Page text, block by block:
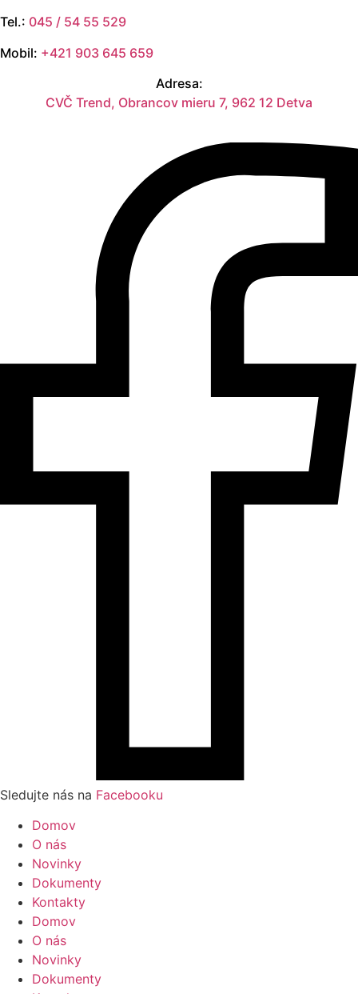
Tel.: 045 / 54 55 529
Mobil: +421 903 645 659
Adresa:
CVČ Trend, Obrancov mieru 7, 962 12 Detva
Sledujte nás na Facebooku
Domov
O nás
Novinky
Dokumenty
Kontakty
Domov
O nás
Novinky
Dokumenty